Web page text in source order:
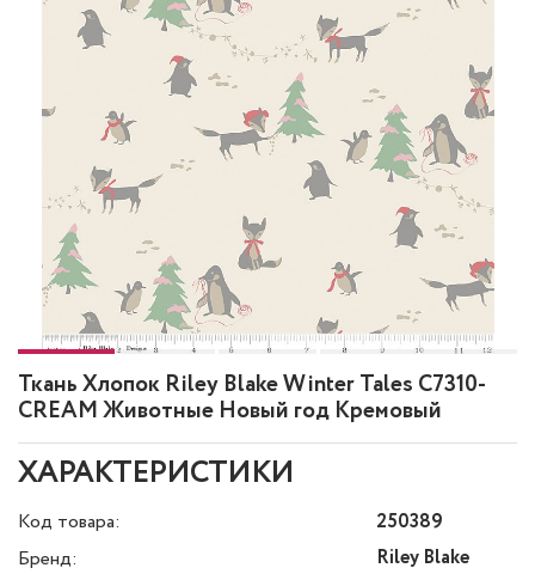
Ткань Хлопок Riley Blake Winter Tales C7310-
CREAM Животные Новый год Кремовый
ХАРАКТЕРИСТИКИ
Код товара:
250389
Бренд:
Riley Blake